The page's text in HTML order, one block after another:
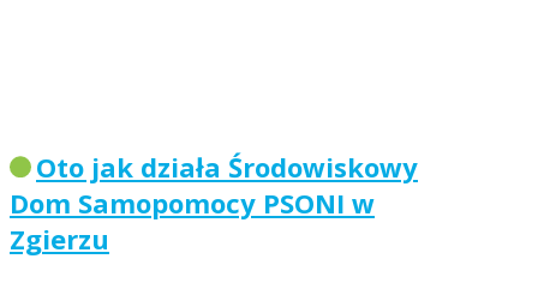
Oto jak działa Środowiskowy
Dom Samopomocy PSONI w
Zgierzu